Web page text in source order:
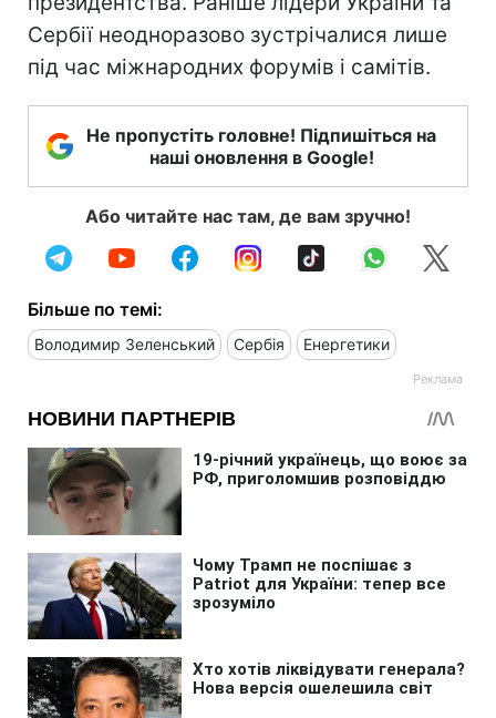
Сербії неодноразово зустрічалися лише
під час міжнародних форумів і самітів.
Не пропустіть головне! Підпишіться на
наші оновлення в Google!
Або читайте нас там, де вам зручно!
Більше по темі:
Володимир Зеленський Сербія Енергетики